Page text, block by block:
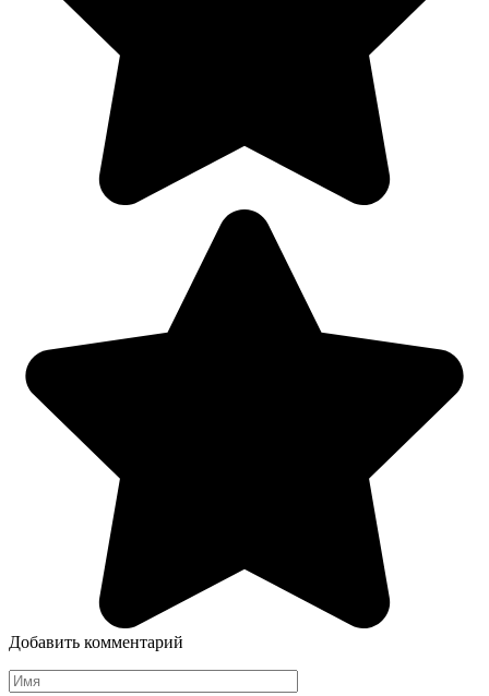
Добавить комментарий
Имя